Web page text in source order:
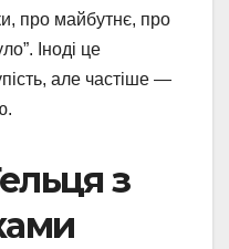
про майбутнє, про
Іноді це
але частіше —
з